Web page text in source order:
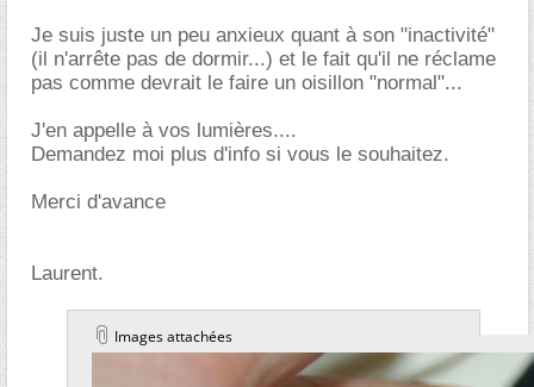
Je suis juste un peu anxieux quant à son "inactivité"
(il n'arrête pas de dormir...) et le fait qu'il ne réclame
pas comme devrait le faire un oisillon "normal"...
J'en appelle à vos lumières....
Demandez moi plus d'info si vous le souhaitez.
Merci d'avance
Laurent.
Images attachées